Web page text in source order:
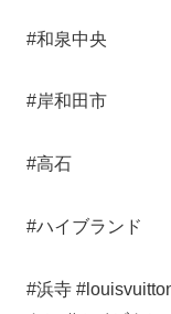
#和泉中央
#岸和田市
#高石
#ハイブランド
#浜寺